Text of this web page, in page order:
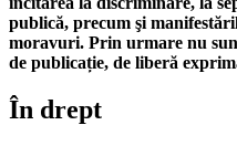
publică, precum şi
moravuri. Prin urmare nu
de publicație, de liberă
În drept